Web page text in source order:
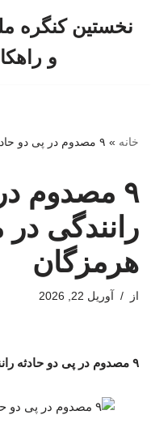
نخستین کنگره
و
خانه » ۹ مصدوم در پی دو حادثه رانندگی در محورهای هرمزگان
۹ مصدوم
رانندگی
هرمزگان
از آوریل 22, 2026
۹ مصدوم در پی دو حادثه رانندگی در محورهای هرمزگان